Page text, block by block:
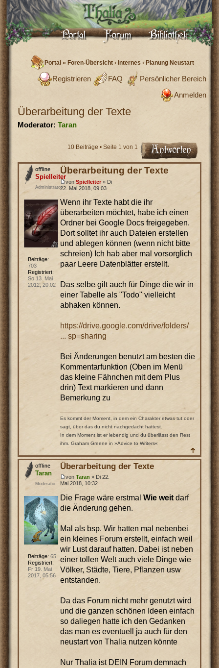
Portal »Foren-Übersicht ‹ Internes ‹ Planung Neustart
Persönlicher Bereich
FAQ
Registrieren
Anmelden
Überarbeitung der Texte
Moderator: Taran
10 Beiträge • Seite 1 von 1
Überarbeitung der Texte
von Spielleiter» Di
22. Mai 2018, 09:03
Wenn ihr Texte habt die ihr
überarbeiten möchtet, habe ich einen
Ordner bei Google Docs freigegeben.
Dort solltet ihr auch Dateien erstellen
und ablegen können (wenn nicht bitte
schreien) Ich hab aber mal vorsorglich
paar Leere Datenblätter erstellt.
Das selbe gilt auch für Dinge die wir in
einer Tabelle als "Todo" vielleicht
abhaken können.
https://drive.google.com/drive/folders/
... sp=sharing
Bei Änderungen benutzt am besten die
Kommentarfunktion (Oben im Menü
das kleine Fähnchen mit dem Plus
drin) Text markieren und dann
Bemerkung zu
Es kommt der Moment, in dem ein Charakter etwas tut oder
sagt, über das du nicht nachgedacht hattest.
In dem Moment ist er lebendig und du überlässt den Rest
ihm. Graham Greene in »Advice to Writers«
Spielleiter
Administrator
Beiträge:
703
Registriert:
So 13. Mai
2012, 20:02
Überarbeitung der Texte
von Taran » Di 22.
Mai 2018, 10:32
Die Frage wäre erstmal Wie weitdarf
die Änderung gehen.
Mal als bsp. Wir hatten mal nebenbei
ein kleines Forum erstellt, einfach weil
wir Lust darauf hatten. Dabei ist neben
einer tollen Welt auch viele Dinge wie
Völker, Städte, Tiere, Pflanzen usw
entstanden.
Da das Forum nicht mehr genutzt wird
und die ganzen schönen Ideen einfach
so daliegen hatte ich den Gedanken
das man es eventuell ja auch für den
neustart von Thalia nutzen könnte
Nur Thalia ist DEIN Forum demnach
Taran
Moderator
Beiträge: 65
Registriert:
Fr 19. Mai
2017, 05:56